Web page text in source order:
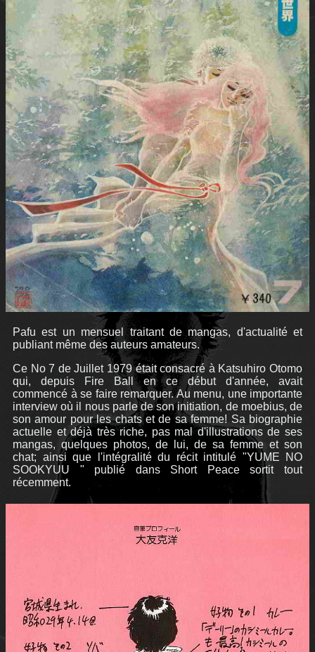
Pafu est un mensuel traitant de mangas, d'actualité et
publiant même des auteurs amateurs.
Ce No 7 de Juillet 1979 était consacré à Katsuhiro Otomo
qui, depuis Fire Ball en ce début d'année, avait
commencé à se faire remarquer. Au menu, une importante
interview où il nous parle de son initiation, de moebius, de
son amour pour les chats et de sa femme! Sa biographie
actuelle et déjà très riche, pas mal d'illustrations de ses
mangas, quelques photos, de lui, de sa femme et son
chat; ainsi que l'intégralité du récit intitulé "YUME NO
SOOKYUU " publié dans Short Peace sortit tout
récemment.